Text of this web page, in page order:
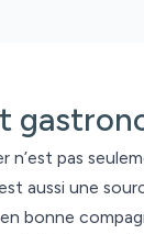
n’est pas
aussi une
bonne